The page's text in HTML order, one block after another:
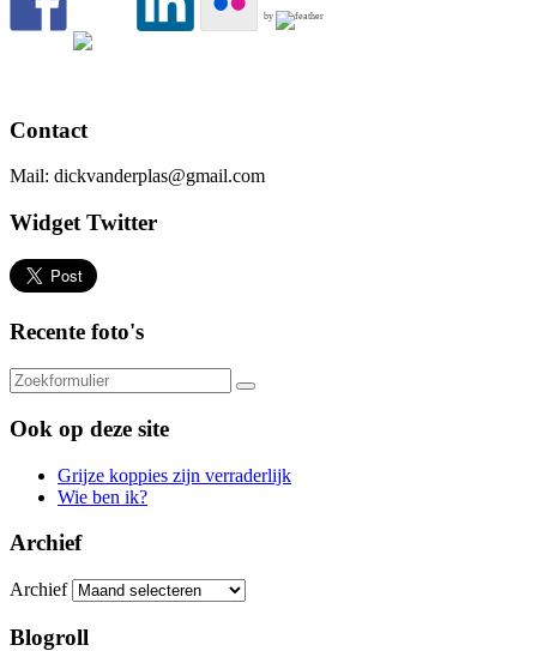
by
Contact
Mail: dickvanderplas@gmail.com
Widget Twitter
Recente foto's
Ook op deze site
Grijze koppies zijn verraderlijk
Wie ben ik?
Archief
Archief
Blogroll